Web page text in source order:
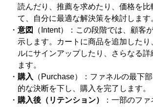
読んだり、推薦を求めたり、価格を比
て、自分に最適な解決策を検討します
意図
（Intent）：この段階では、顧客
示します。カートに商品を追加したり
ルにサインアップしたり、さらなる詳
ます。
購入
（Purchase）：ファネルの最下
的な決断を下し、購入を完了します。
購入後（リテンション）
：一部のフ